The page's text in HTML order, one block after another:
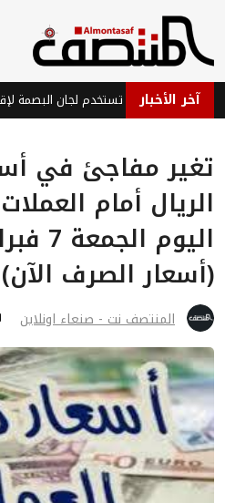
آخر الأخبار
تغير مفاجئ في
الريال أمام
(أسعار الصرف الآن)
المنتصف نت - صنعاء اونلاين